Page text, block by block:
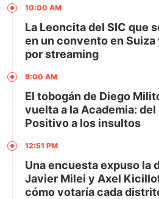
10:00 AM
La Leoncita del SIC que
en un convento en
por streaming
9:00 AM
El tobogán de Diego
vuelta a la Academia:
Positivo a los insultos
12:51 PM
Una encuesta expuso la
Javier Milei y Axel
cómo votaría cada